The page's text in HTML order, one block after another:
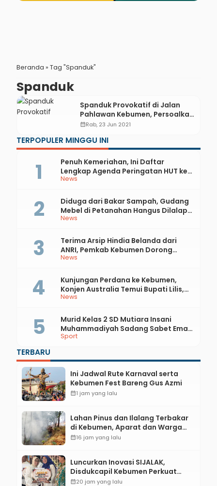
Beranda » Tag "Spanduk"
Spanduk
Spanduk Provokatif di Jalan
Pahlawan Kebumen, Persoalkan
HGB
calendar_monthRab, 23 Jun 2021
TERPOPULER MINGGU INI
News
Penuh Kemeriahan, Ini Daftar
Lengkap Agenda Peringatan HUT ke-
81 RI dan Hari Jadi ke-397 Kabupaten
News
Diduga dari Bakar Sampah, Gudang
Mebel di Petanahan Hangus Dilalap
Api
News
Terima Arsip Hindia Belanda dari
ANRI, Pemkab Kebumen Dorong
Integrasi Sejarah, Geopark, dan
News
Kunjungan Perdana ke Kebumen,
Konjen Australia Temui Bupati Lilis,
Ini yang Dibahas
Sport
Murid Kelas 2 SD Mutiara Insani
Muhammadiyah Sadang Sabet Emas
dan Perak di Kejurda Tapak Suci
TERBARU
Ini Jadwal Rute Karnaval serta
Kebumen Fest Bareng Gus Azmi
calendar_month1 jam yang lalu
Lahan Pinus dan Ilalang Terbakar
di Kebumen, Aparat dan Warga
Padamkan Api Secara Manual
calendar_month16 jam yang lalu
Luncurkan Inovasi SIJALAK,
Disdukcapil Kebumen Perkuat
Jejaring Literasi Adminduk hingga
calendar_month20 jam yang lalu